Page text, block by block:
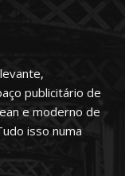
publicitário de
e moderno de
isso numa